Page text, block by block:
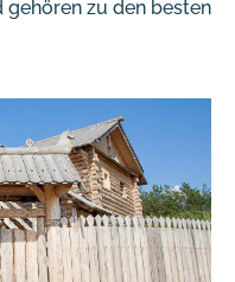
gehören zu den besten